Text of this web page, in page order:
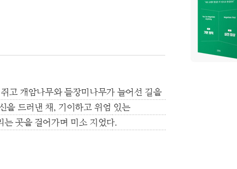
고 개암나무와 들장미나무가 늘어선 길을
을 드러낸 채, 기이하고 위엄 있는
곳을 걸어가며 미소 지었다.